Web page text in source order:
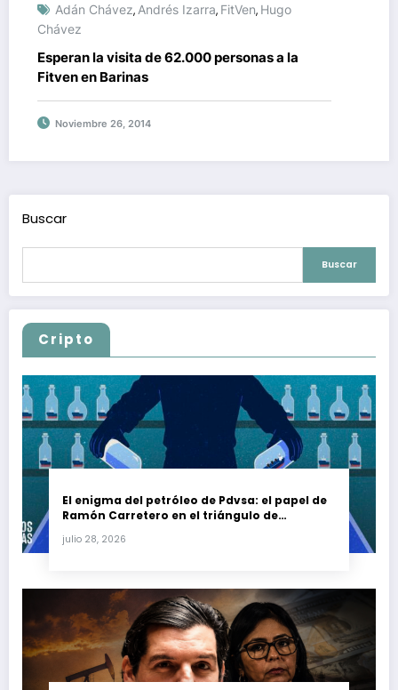
Adán Chávez, Andrés Izarra, FitVen, Hugo
Chávez
Esperan la visita de 62.000 personas a la
Fitven en Barinas
Noviembre 26, 2014
Buscar
Buscar
Cripto
El enigma del petróleo de Pdvsa: el papel de
Ramón Carretero en el triángulo de
julio 28, 2026